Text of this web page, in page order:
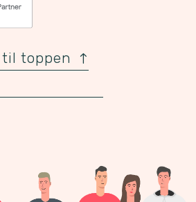
til toppen